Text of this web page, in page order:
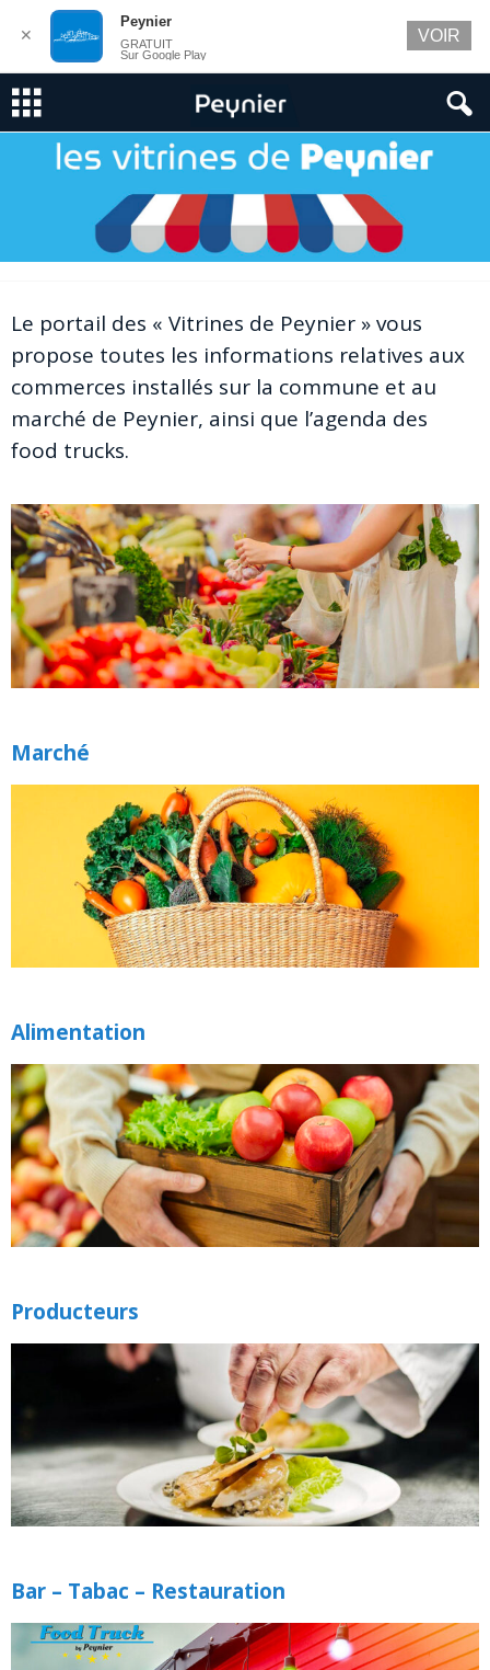
Le portail des « Vitrines de Peynier » vous
propose toutes les informations relatives aux
commerces installés sur la commune et au
marché de Peynier, ainsi que l’agenda des
food trucks.
Marché
Alimentation
Producteurs
Bar – Tabac – Restauration
✕
Peynier
GRATUIT
Sur Google Play
VOIR